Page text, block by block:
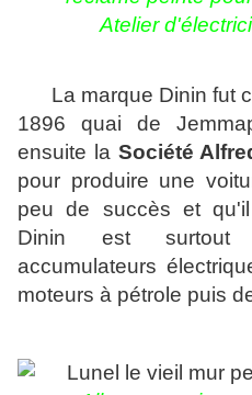
Atelier
La marque Dinin fut
1896 quai de
ensuite la Société
pour produire une
peu de succès et
Dinin est
accumulateurs
moteurs à pétrole puis